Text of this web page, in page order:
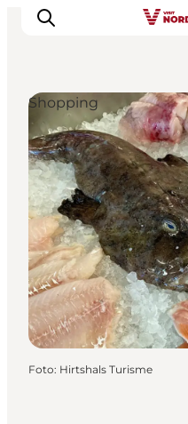
Urlaubsorte
Inspiration
Events
Unterkunft
Mach deine
Shopping
Foto: Hirtshals Turisme